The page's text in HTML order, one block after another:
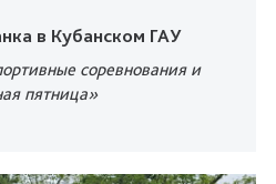
в Кубанском ГАУ
соревнования и
пятница»